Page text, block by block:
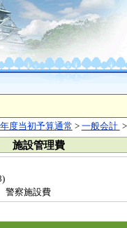
度当初予算通常 > 一般会計
施設管理費
察施設費